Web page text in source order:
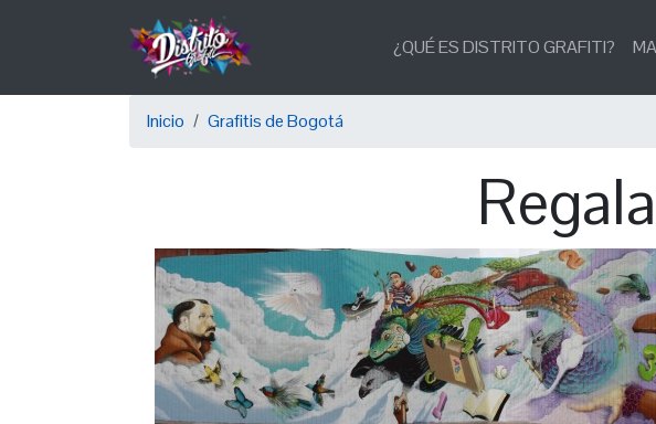
principal
Main
navigation
¿QUÉ ES DISTRITO GRAFITI?
Sobrescribir
ayuda
navegación
Inicio Grafitis de Bogotá